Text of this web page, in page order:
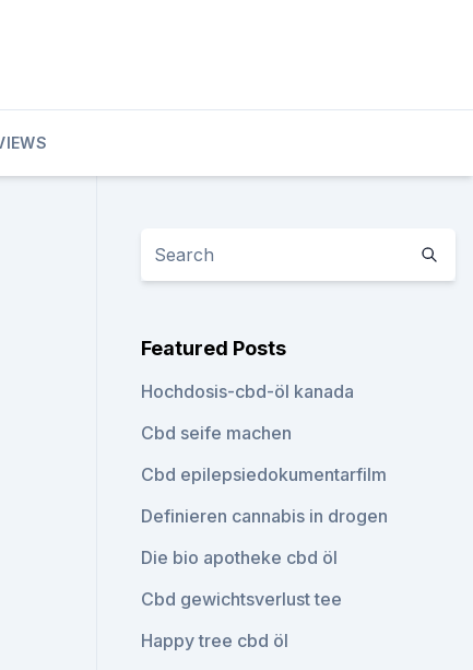
Featured Posts
Hochdosis-cbd-öl kanada
Cbd seife machen
Cbd epilepsiedokumentarfilm
Definieren cannabis in drogen
Die bio apotheke cbd öl
Cbd gewichtsverlust tee
Happy tree cbd öl